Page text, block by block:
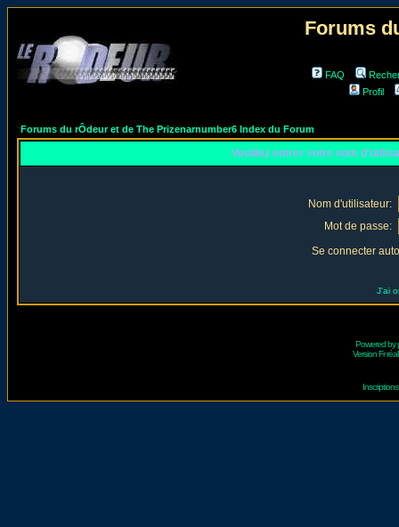
Forums
FAQ
Profil
Forums du rÔdeur et de The Prizenarnumber6 Index du Forum
Veuillez entrer votre nom
Nom d'utilisateur:
Mot de passe:
Se connecter
J'ai
Powered by
Version Fr